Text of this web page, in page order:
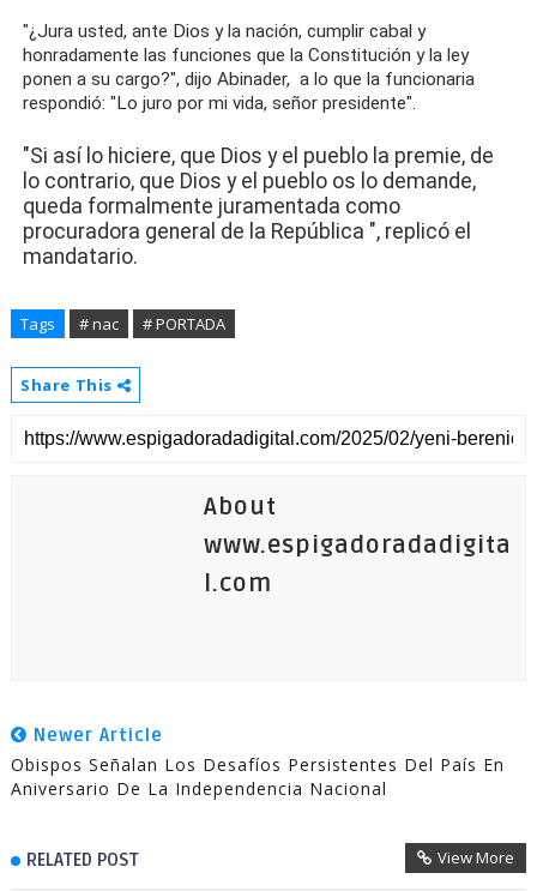
"¿Jura usted, ante Dios y la nación, cumplir cabal y
honradamente las funciones que la Constitución y la ley
ponen a su cargo?", dijo Abinader, a lo que la funcionaria
respondió: "Lo juro por mi vida, señor presidente".
"Si así lo hiciere, que Dios y el pueblo la premie, de
lo contrario, que Dios y el pueblo os lo demande,
queda formalmente juramentada como
procuradora general de la República ", replicó el
mandatario.
Tags # nac # PORTADA
Share This
About
www.espigadoradadigita
l.com
Newer Article
Obispos Señalan Los Desafíos Persistentes Del País En
Aniversario De La Independencia Nacional
RELATED POST View More